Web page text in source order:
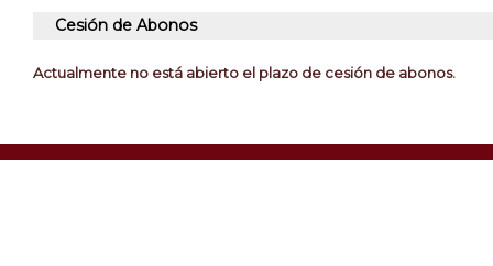
Cesión de Abonos
Actualmente no está abierto el plazo de cesión de abonos.